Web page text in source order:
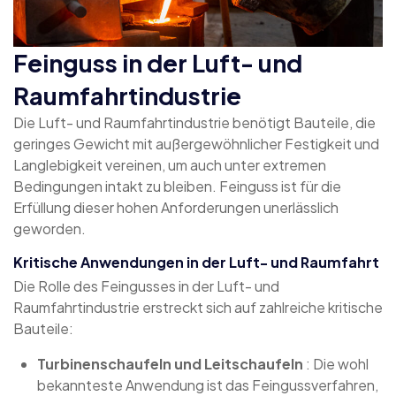
Feinguss in der Luft- und
Raumfahrtindustrie
Die Luft- und Raumfahrtindustrie benötigt Bauteile, die
geringes Gewicht mit außergewöhnlicher Festigkeit und
Langlebigkeit vereinen, um auch unter extremen
Bedingungen intakt zu bleiben. Feinguss ist für die
Erfüllung dieser hohen Anforderungen unerlässlich
geworden.
Kritische Anwendungen in der Luft- und Raumfahrt
Die Rolle des Feingusses in der Luft- und
Raumfahrtindustrie erstreckt sich auf zahlreiche kritische
Bauteile:
Turbinenschaufeln und Leitschaufeln : Die wohl
bekannteste Anwendung ist das Feingussverfahren,